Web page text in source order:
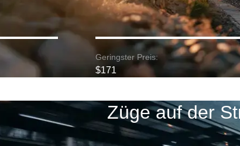
Geringster Preis:
$171
Züge auf der